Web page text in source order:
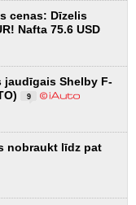
cenas: Dīzelis
Nafta 75.6 USD
jaudīgais Shelby F-
9
nobraukt līdz pat